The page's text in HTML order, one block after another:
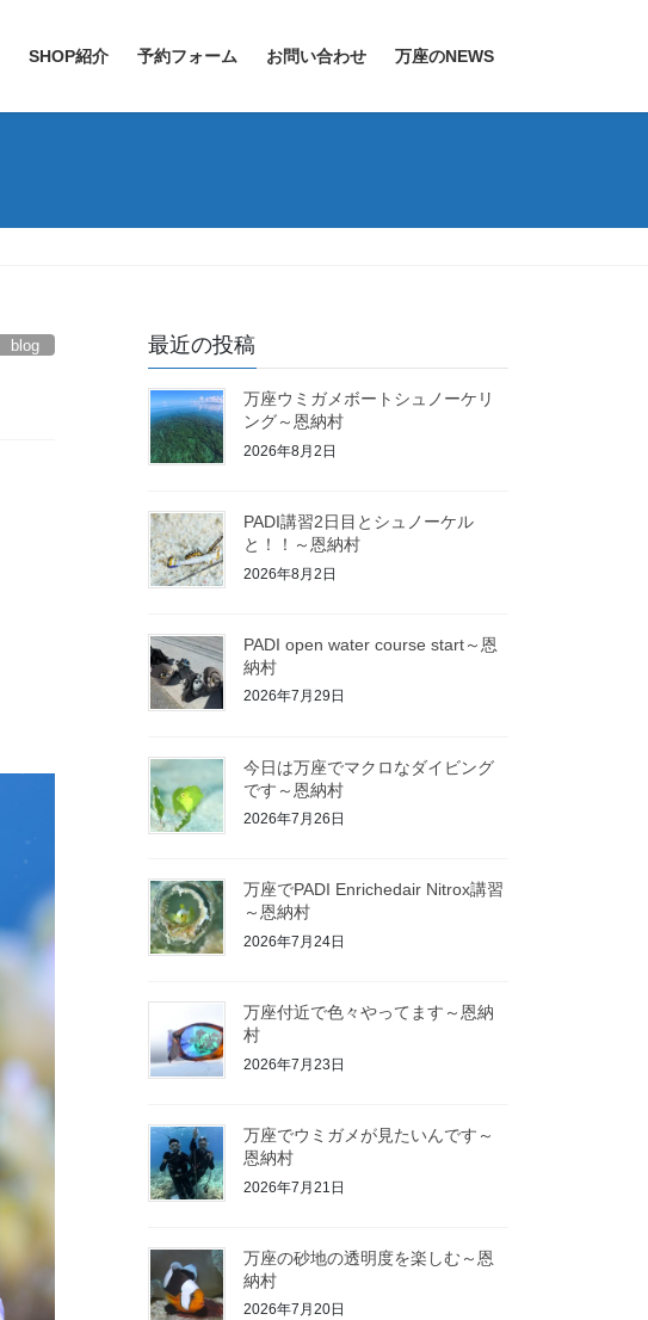
SHOP紹介 予約フォーム お問い合わせ 万座のNEWS
blog 最近の投稿
万座ウミガメボートシュノーケリ
ング～恩納村
2026年8月2日
PADI講習2日目とシュノーケル
と！！～恩納村
2026年8月2日
PADI open water course start～恩
納村
2026年7月29日
今日は万座でマクロなダイビング
です～恩納村
2026年7月26日
万座でPADI Enrichedair Nitrox講習
～恩納村
2026年7月24日
万座付近で色々やってます～恩納
村
2026年7月23日
万座でウミガメが見たいんです～
恩納村
2026年7月21日
万座の砂地の透明度を楽しむ～恩
納村
2026年7月20日